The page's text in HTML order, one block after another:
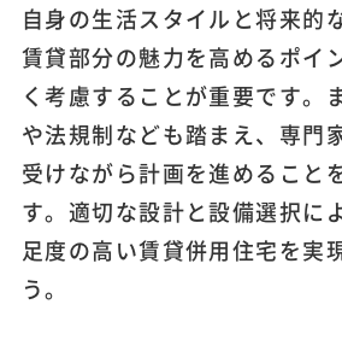
自身の生活スタイルと将来的
賃貸部分の魅力を高めるポイ
く考慮することが重要です。
や法規制なども踏まえ、専門
受けながら計画を進めること
す。適切な設計と設備選択に
足度の高い賃貸併用住宅を実
う。